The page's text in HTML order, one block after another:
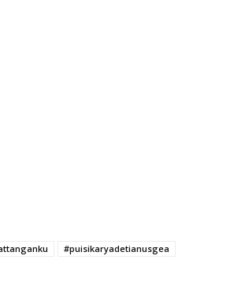
#puisikaryadetianusgea